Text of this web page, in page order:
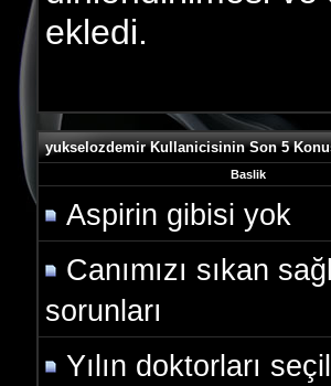
ekledi.
yukselozdemir Kullanicisinin Son 5
Baslik
Aspirin gibisi yok
Canımızı sıkan
sorunları
Yılın doktorları